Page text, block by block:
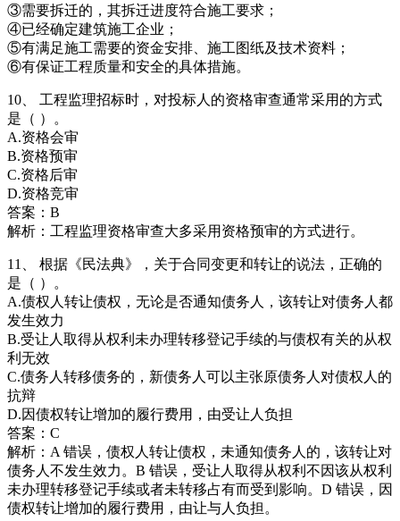
③需要拆迁的，其拆迁进度符合施工要求；
④已经确定建筑施工企业；
⑤有满足施工需要的资金安排、施工图纸及技术资料；
⑥有保证工程质量和安全的具体措施。
10、 工程监理招标时，对投标人的资格审查通常采用的方式
是（ ）。
A.资格会审
B.资格预审
C.资格后审
D.资格竞审
答案：B
解析：工程监理资格审查大多采用资格预审的方式进行。
11、 根据《民法典》，关于合同变更和转让的说法，正确的
是（ ）。
A.债权人转让债权，无论是否通知债务人，该转让对债务人都
发生效力
B.受让人取得从权利未办理转移登记手续的与债权有关的从权
利无效
C.债务人转移债务的，新债务人可以主张原债务人对债权人的
抗辩
D.因债权转让增加的履行费用，由受让人负担
答案：C
解析：A 错误，债权人转让债权，未通知债务人的，该转让对
债务人不发生效力。B 错误，受让人取得从权利不因该从权利
未办理转移登记手续或者未转移占有而受到影响。D 错误，因
债权转让增加的履行费用，由让与人负担。